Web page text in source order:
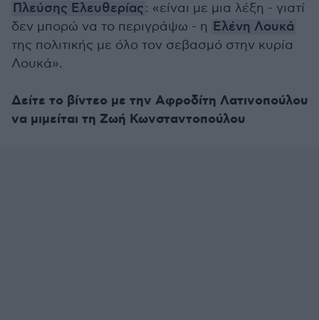
Πλεύσης Ελευθερίας: «είναι με μια λέξη - γιατί
δεν μπορώ να το περιγράψω - η Ελένη Λουκά
της πολιτικής με όλο τον σεβασμό στην κυρία
Λουκά».
Δείτε το βίντεο με την Αφροδίτη Λατινοπούλου
να μιμείται τη Ζωή Κωνσταντοπούλου